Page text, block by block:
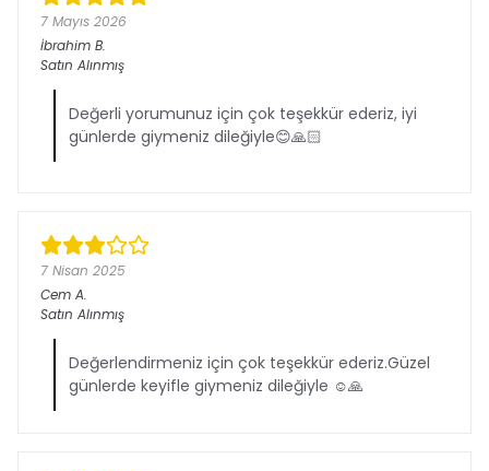
7 Mayıs 2026
İbrahim B.
Satın Alınmış
Değerli yorumunuz için çok teşekkür ederiz, iyi
günlerde giymeniz dileğiyle😊🙏🏻
7 Nisan 2025
Cem A.
Satın Alınmış
Değerlendirmeniz için çok teşekkür ederiz.Güzel
günlerde keyifle giymeniz dileğiyle ☺️🙏